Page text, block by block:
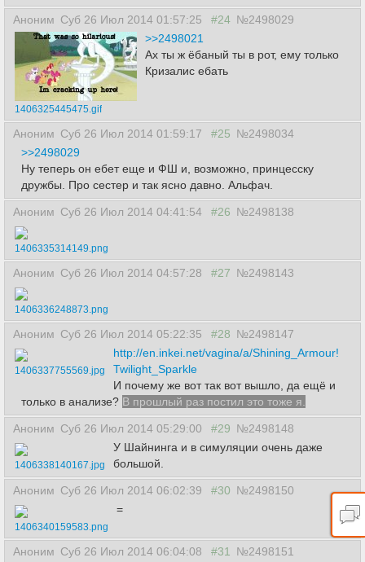
Аноним Суб 26 Июл 2014 01:57:25 #24 №2498029
1406325445475.gif
>>2498021
Ах ты ж ёбаный ты в рот, ему только
Кризалис ебать
Аноним Суб 26 Июл 2014 01:59:17 #25 №2498034
>>2498029
Ну теперь он ебет еще и ФШ и, возможно, принцесску
дружбы. Про сестер и так ясно давно. Альфач.
Аноним Суб 26 Июл 2014 04:41:54 #26 №2498138
1406335314149.png
Аноним Суб 26 Июл 2014 04:57:28 #27 №2498143
1406336248873.png
Аноним Суб 26 Июл 2014 05:22:35 #28 №2498147
1406337755569.jpg
http://en.inkei.net/vagina/a/Shining_Armour!
Twilight_Sparkle
И почему же вот так вот вышло, да ещё и
только в анализе? В прошлый раз постил это тоже я.
Аноним Суб 26 Июл 2014 05:29:00 #29 №2498148
1406338140167.jpg
У Шайнинга и в симуляции очень даже
большой.
Аноним Суб 26 Июл 2014 06:02:39 #30 №2498150
1406340159583.png
=
Аноним Суб 26 Июл 2014 06:04:08 #31 №2498151